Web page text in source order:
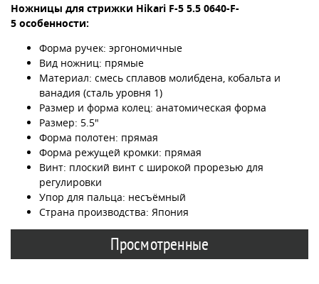
Ножницы для стрижки Hikari F-5 5.5 0640-F-
5 особенности:
Форма ручек: эргономичные
Вид ножниц: прямые
Материал: смесь сплавов молибдена, кобальта и
ванадия (сталь уровня 1)
Размер и форма колец: анатомическая форма
Размер: 5.5"
Форма полотен: прямая
Форма режущей кромки: прямая
Винт: плоский винт с широкой прорезью для
регулировки
Упор для пальца: несъёмный
Страна производства: Япония
Просмотренные